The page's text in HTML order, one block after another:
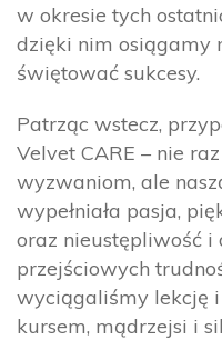
w okresie tych
dzięki nim osiągamy
świętować sukcesy.
Patrząc wstecz,
Velvet CARE – nie
wyzwaniom, ale
wypełniała pasja,
oraz nieustępliwość i
przejściowych
wyciągaliśmy lekcję
kursem, mądrzejsi i